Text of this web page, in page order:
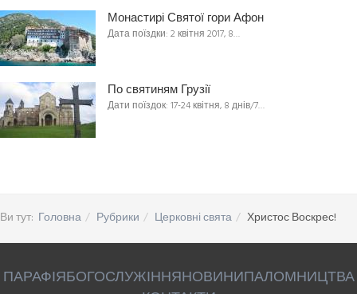
Монастирі Святої гори Афон
Дата поїздки: 2 квітня 2017, 8…
По святиням Грузії
Дати поїздок: 17-24 квітня, 8 днів/7…
Ви тут: Головна Рубрики Церковні свята Христос Воскрес!
ПАРАФІЯБОГОСЛУЖІННЯНОВИНИПАЛОМНИЦТВА